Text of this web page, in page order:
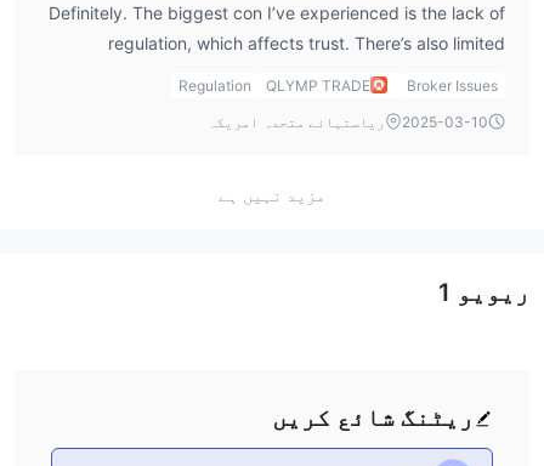
Definitely. The biggest con I’ve experienced is the lack of
regulation, which affects trust. There’s also limited
transparency on spreads, leverage, or the olymp trade
requirements.
Broker Issues
QLYMP TRADE
Regulation
2025-03-10
ریاستہائے متحدہ امریکہ
مزید نہیں ہے
ریٹنگ شائع کریں
ریویو